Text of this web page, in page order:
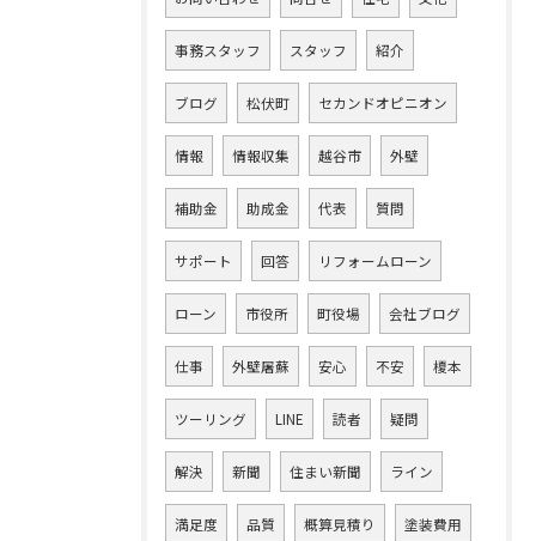
事務スタッフ スタッフ 紹介
ブログ 松伏町 セカンドオピニオン
情報 情報収集 越谷市 外壁
補助金 助成金 代表 質問
サポート 回答 リフォームローン
ローン 市役所 町役場 会社ブログ
仕事 外壁屠蘇 安心 不安 榎本
ツーリング LINE 読者 疑問
解決 新聞 住まい新聞 ライン
満足度 品質 概算見積り 塗装費用